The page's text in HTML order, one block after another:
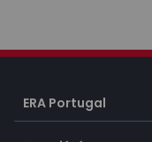
ERA Portugal